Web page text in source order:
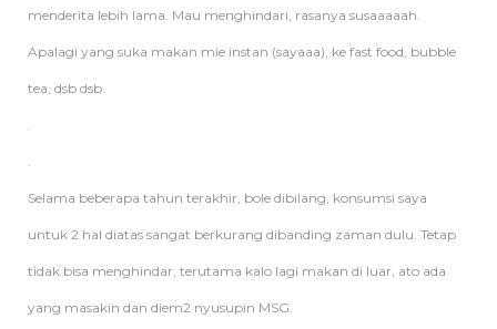
menderita lebih lama. Mau menghindari, rasanya susaaaaah.
Apalagi yang suka makan mie instan (sayaaa), ke fast food, bubble
tea, dsb dsb.
Selama beberapa tahun terakhir, bole dibilang, konsumsi saya
untuk 2 hal diatas sangat berkurang dibanding zaman dulu. Tetap
tidak bisa menghindar, terutama kalo lagi makan di luar, ato ada
yang masakin dan diem2 nyusupin MSG.